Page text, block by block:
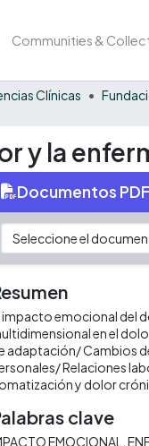
Communities &
Clínicas
y la
Documentos PDF
impacto emocional del
en el
adaptación/ Cambios
Relaciones
y dolor
clave
EMOCIONAL